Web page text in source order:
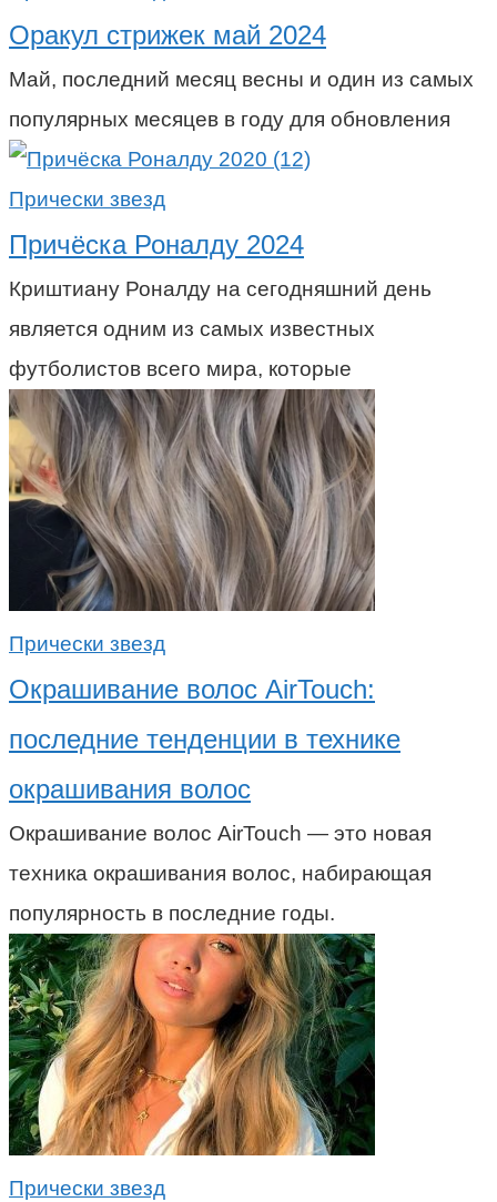
Оракул стрижек май 2024
Май, последний месяц весны и один из самых
популярных месяцев в году для обновления
Прически звезд
Причёска Роналду 2024
Криштиану Роналду на сегодняшний день
является одним из самых известных
футболистов всего мира, которые
Прически звезд
Окрашивание волос AirTouch:
последние тенденции в технике
окрашивания волос
Окрашивание волос AirTouch — это новая
техника окрашивания волос, набирающая
популярность в последние годы.
Прически звезд